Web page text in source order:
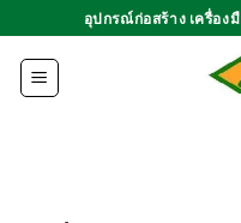
ไป
เนื้อหา
อุปกรณ์ก่อสร้าง เครื่อง